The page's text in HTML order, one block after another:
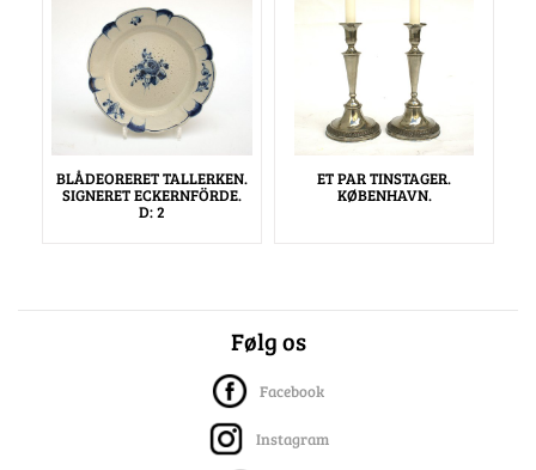
BLÅDEORERET TALLERKEN.
SIGNERET ECKERNFÖRDE.
D: 2
ET PAR TINSTAGER.
KØBENHAVN.
Følg os
Facebook
Instagram